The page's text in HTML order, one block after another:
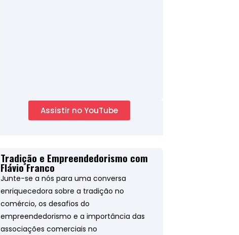
Assistir no YouTube
Tradição e Empreendedorismo com
Flávio Franco
Junte-se a nós para uma conversa
enriquecedora sobre a tradição no
comércio, os desafios do
empreendedorismo e a importância das
associações comerciais no